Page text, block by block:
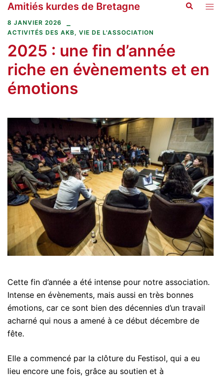
Aller
au
contenu
Amitiés kurdes de Bretagne
8 JANVIER 2026
ACTIVITÉS DES AKB, VIE DE L'ASSOCIATION
2025 : une fin d’année
riche en évènements et en
émotions
Cette fin d’année a été intense pour notre association.
Intense en évènements, mais aussi en très bonnes
émotions, car ce sont bien des décennies d’un travail
acharné qui nous a amené à ce début décembre de
fête.
Elle a commencé par la clôture du Festisol, qui a eu
lieu encore une fois, grâce au soutien et à